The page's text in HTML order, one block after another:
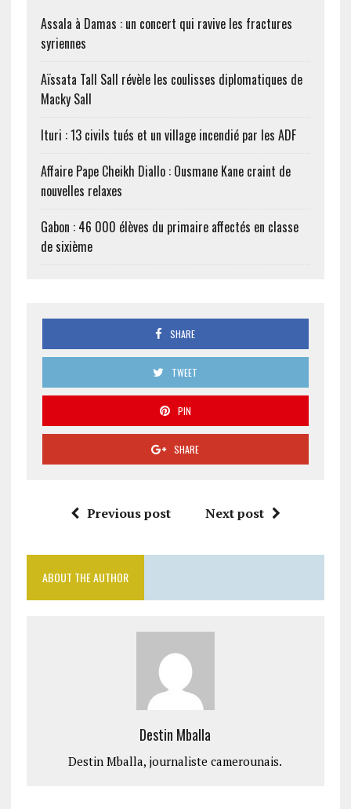
Assala à Damas : un concert qui ravive les fractures
syriennes
Aïssata Tall Sall révèle les coulisses diplomatiques de
Macky Sall
Ituri : 13 civils tués et un village incendié par les ADF
Affaire Pape Cheikh Diallo : Ousmane Kane craint de
nouvelles relaxes
Gabon : 46 000 élèves du primaire affectés en classe
de sixième
SHARE
TWEET
PIN
SHARE
Previous post Next post
ABOUT THE AUTHOR
Destin Mballa
Destin Mballa, journaliste camerounais.